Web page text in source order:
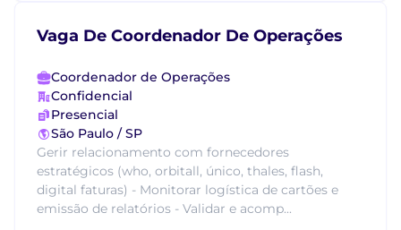
Vaga De Coordenador De Operações
Coordenador de Operações
Confidencial
Presencial
São Paulo / SP
Gerir relacionamento com fornecedores
estratégicos (who, orbitall, único, thales, flash,
digital faturas) - Monitorar logística de cartões e
emissão de relatórios - Validar e acomp...